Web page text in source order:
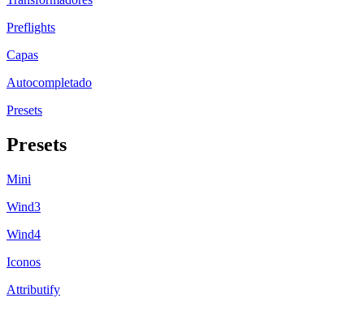
Preflights
Capas
Autocompletado
Presets
Presets
Mini
Wind3
Wind4
Iconos
Attributify